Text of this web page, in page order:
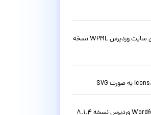
افزونه قدرتمند چند زبانه کردن سایت وردپرس WPML نسخه